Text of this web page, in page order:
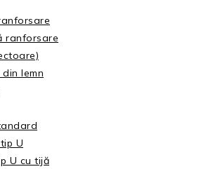
ranforsare
lemn
U
U cu tijă